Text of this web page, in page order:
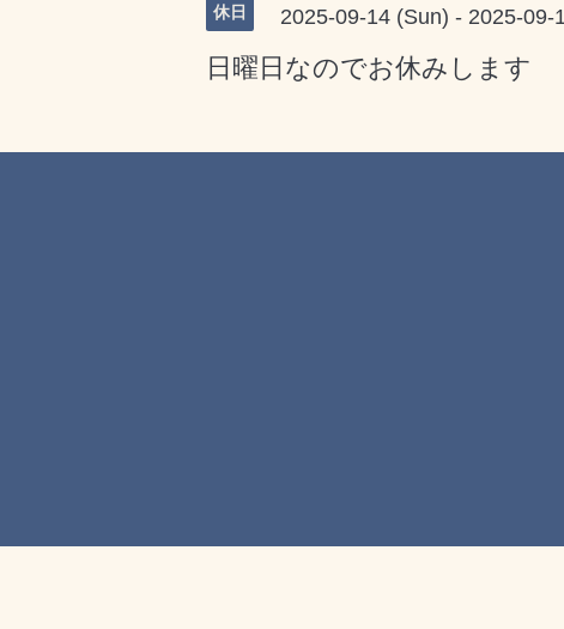
休日 2025-09-14 (Sun) - 2025-09-
日曜日なのでお休みします